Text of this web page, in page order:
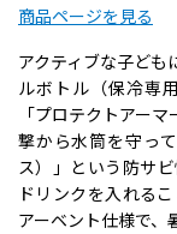
商品ページを見る
アクティブな子ども
ルボトル（保冷専
「プロテクトアー
撃から水筒を守っ
ス）」という防サ
ドリンクを入れる
アーベント仕様で、